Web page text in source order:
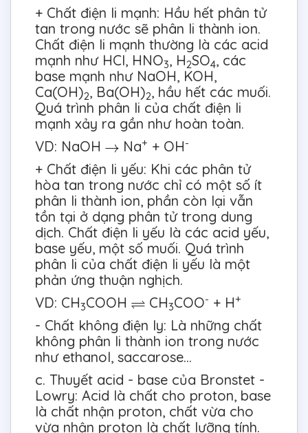
+ Chất điện li mạnh: Hầu hết phân tử
tan trong nước sẽ phân li thành ion.
Chất điện li mạnh thường là các acid
mạnh như HCl, HNO3, H2SO4, các
base mạnh như NaOH, KOH,
Ca(OH)2, Ba(OH)2, hầu hết các muối.
Quá trình phân li của chất điện li
mạnh xảy ra gần như hoàn toàn.
VD: NaOH
Na+ + OH-
+ Chất điện li yếu: Khi các phân tử
hòa tan trong nước chỉ có một số ít
phân li thành ion, phần còn lại vẫn
tồn tại ở dạng phân tử trong dung
dịch. Chất điện li yếu là các acid yếu,
base yếu, một số muối. Quá trình
phân li của chất điện li yếu là một
phản ứng thuận nghịch.
VD: CH3COOH CH3COO- + H+
- Chất không điện ly: Là những chất
không phân li thành ion trong nước
như ethanol, saccarose...
c. Thuyết acid - base của Bronstet -
Lowry: Acid là chất cho proton, base
là chất nhận proton, chất vừa cho
vừa nhận proton là chất lưỡng tính.